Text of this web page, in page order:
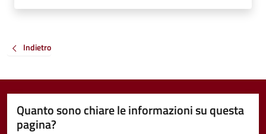
Indietro
Quanto sono chiare le informazioni su questa
pagina?